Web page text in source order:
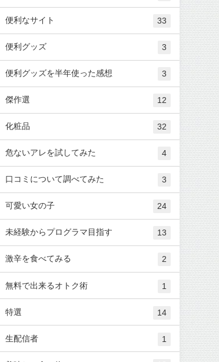
便利なサイト 33
便利グッズ 3
便利グッズを半年使った感想 3
傑作選 12
化粧品 32
危ないアレを試してみた 4
口コミについて調べてみた 3
可愛い女の子 24
未経験からプログラマ目指す 13
激辛を食べてみる 2
無料で出来るオトク術 1
特選 14
生配信者 1